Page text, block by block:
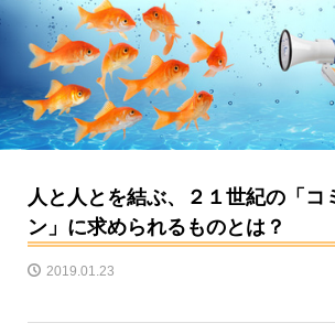
人と人とを結ぶ、２１世紀の「コ
ン」に求められるものとは？
2019.01.23